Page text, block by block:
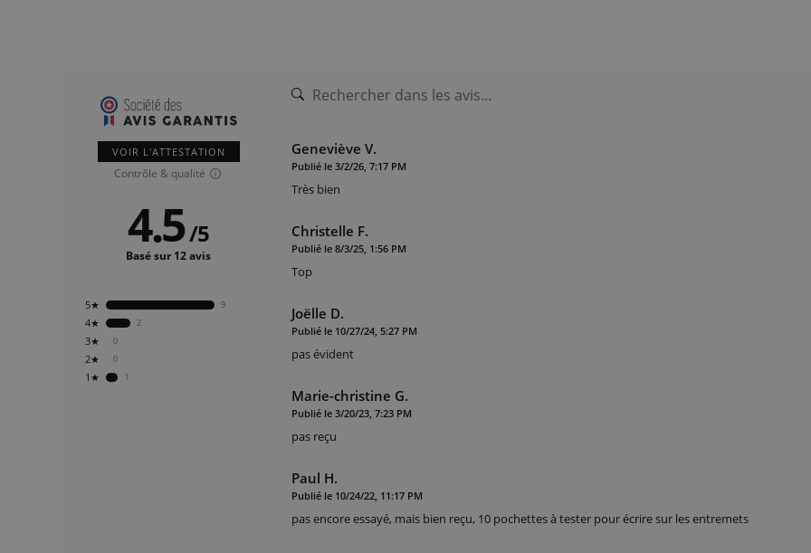
VOIR L'ATTESTATION
Contrôle & qualité
1
1★
0
2★
0
3★
2
4★
9
5★
4.5/5
Basé sur 12 avis
Geneviève V.
Publié le 3/2/26, 7:17 PM
Très bien
Christelle F.
Publié le 8/3/25, 1:56 PM
Top
Joëlle D.
Publié le 10/27/24, 5:27 PM
pas évident
Marie-christine G.
Publié le 3/20/23, 7:23 PM
pas reçu
Paul H.
Publié le 10/24/22, 11:17 PM
pas encore essayé, mais bien reçu, 10 pochettes à tester pour écrire sur les entremets